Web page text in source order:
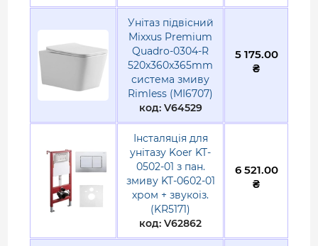
прихованих, важкодоступних місць, де можуть
накопичуватися мікроби, бактерії, бруд та
відкладення.
Безобідковий унітаз набагато легше чистити.
Така технологія змиву забезпечує ідеально
гігієнічний змив при використанні меншої
кількості води.
Гарантія на набір інсталяції Koer + Mixxus
Гарантія на інсталяцію 10 років
Гарантія на кераміку 10 років
Країна бренду Чехія || Німеччина
Країна виготовлення Китай
Гарантія
Гарантія виробника, міс
Унітаз підвісний
Mixxus Premium
Quadro-0304-R
520x360x365mm
система змиву
Rimless (MI6707)
код: V64529
5 175.00
₴
Інсталяція для
унітазу Koer KT-
0502-01 з пан.
змиву KT-0602-01
хром + звукоіз.
(KR5171)
код: V62862
6 521.00
₴